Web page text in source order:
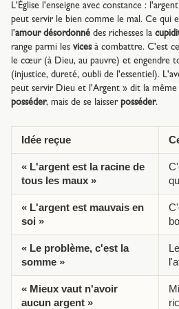
L'Église l'enseigne avec constance :
peut servir le bien comme le mal. Ce qui
l'amour désordonné des richesses la
range parmi les vicesà combattre. C'est
le cœur (à Dieu, au pauvre) et engendre
(injustice, dureté, oubli de l'essentiel).
peut servir Dieu et l'Argent » dit la même
posséder, mais de se laisser posséder.
Idée reçue
« L'argent est la racine de
tous les maux »
« L'argent est mauvais en
soi »
« Le problème, c'est la
somme »
« Mieux vaut n'avoir
aucun argent »